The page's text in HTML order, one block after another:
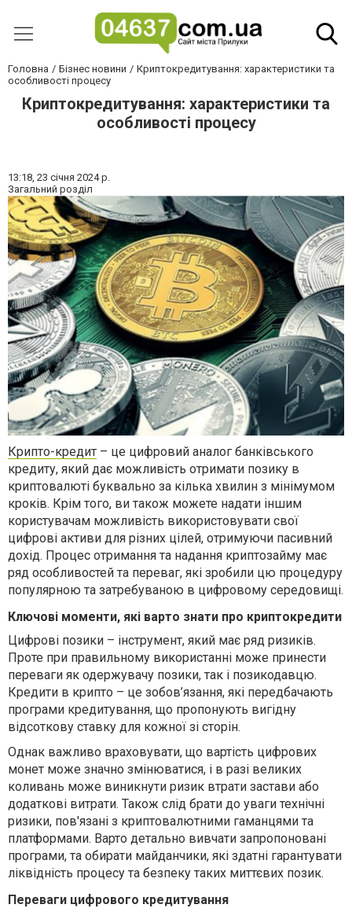
Головна Бізнес новини
Криптокредитування: характеристики та
особливості процесу
Криптокредитування: характеристики та
особливості процесу
13:18, 23 січня 2024 р.
Загальний розділ
Крипто-кредит – це цифровий аналог банківського
кредиту, який дає можливість отримати позику в
криптовалюті буквально за кілька хвилин з мінімумом
кроків. Крім того, ви також можете надати іншим
користувачам можливість використовувати свої
цифрові активи для різних цілей, отримуючи пасивний
дохід. Процес отримання та надання криптозайму має
ряд особливостей та переваг, які зробили цю процедуру
популярною та затребуваною в цифровому середовищі.
Ключові моменти, які варто знати про криптокредити
Цифрові позики – інструмент, який має ряд ризиків.
Проте при правильному використанні може принести
переваги як одержувачу позики, так і позикодавцю.
Кредити в крипто – це зобов’язання, які передбачають
програми кредитування, що пропонують вигідну
відсоткову ставку для кожної зі сторін.
Однак важливо враховувати, що вартість цифрових
монет може значно змінюватися, і в разі великих
коливань може виникнути ризик втрати застави або
додаткові витрати. Також слід брати до уваги технічні
ризики, пов'язані з криптовалютними гаманцями та
платформами. Варто детально вивчати запропоновані
програми, та обирати майданчики, які здатні гарантувати
ліквідність процесу та безпеку таких миттєвих позик.
Переваги цифрового кредитування